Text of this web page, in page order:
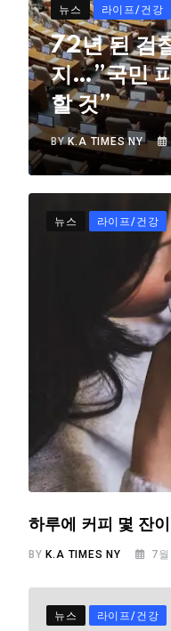
뉴스 라이프/건강
72년 된 검
지…”국민
할 것”
BYK.A TIMES NY
뉴스 라이프/건강
하루에 커피 몇 잔
BYK.A TIMES NY 7
뉴스 라이프/건강